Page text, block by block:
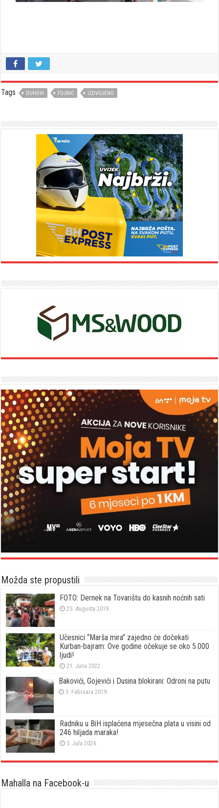
Tags DUHOVI FOJNIC IZDVOJENO
Možda ste propustili
FOTO: Dernek na Tovarištu do kasnih noćnih sati
25. Augusta 2019.
Učesnici “Marša mira” zajedno će dočekati
Kurban-bajram: Ove godine očekuje se oko 5.000
ljudi!
21. Juna 2022.
Bakovići, Gojevići i Dusina blokirani: Odroni na putu
3. Februara 2019.
Radniku u BiH isplaćena mjesečna plata u visini od
246 hiljada maraka!
5. Jula 2024.
Mahalla na Facebook-u